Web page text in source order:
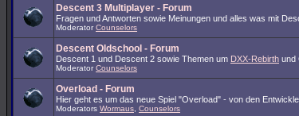
Descent 3 Multiplayer - Forum
Fragen und Antworten sowie Meinungen und alles was mit
Moderator Counselors
Descent Oldschool - Forum
Descent 1 und Descent 2 sowie Themen um DXX-Rebirth und
Moderator Counselors
Overload - Forum
Hier geht es um das neue Spiel "Overload" - von den
Moderators Wormaus Counselors